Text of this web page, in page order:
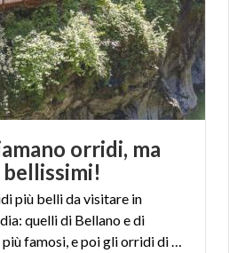
orridi, ma
più belli da visitare in
quelli di Bellano e di
Nesso, i più famosi, e poi gli orridi di Caino, di Cunardo, della Val Taleggio e della Via Mala, altrettanto spettacolari